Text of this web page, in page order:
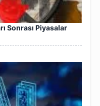
Sonrası Piyasalar